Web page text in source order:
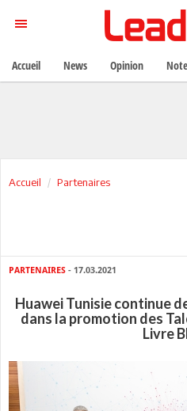
Accueil Partenaires
PARTENAIRES - 17.03.2021
Huawei Tunisie continue
dans la promotion des
Livre
Accueil News Opinion